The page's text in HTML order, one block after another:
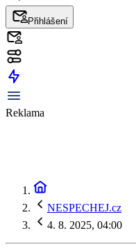
Přihlášení
Reklama
NESPECHEJ.cz
4. 8. 2025, 04:00